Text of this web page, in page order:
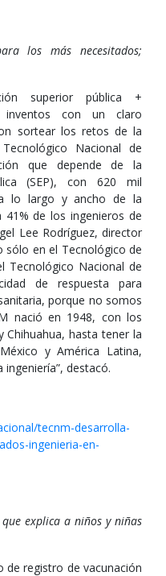
los más necesitados;
superior pública +
inventos con un claro
sortear los retos de la
Nacional de
que depende de la
(SEP), con 620 mil
lo largo y ancho de la
41% de los ingenieros de
Lee Rodríguez, director
sólo en el Tecnológico de
Tecnológico Nacional de
de respuesta para
porque no somos
nació en 1948, con los
hasta tener la
y América Latina,
destacó.
tecnm-desarrolla-
ingenieria-en-
explica a niños y niñas
de registro de vacunación